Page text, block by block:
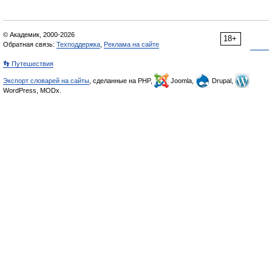
18+
© Академик, 2000-2026
Обратная связь: Техподдержка Реклама на сайте
👣 Путешествия
Экспорт словарей на сайты , сделанные на PHP, Joomla,
Drupal,
WordPress, MODx.